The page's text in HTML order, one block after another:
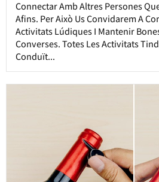
Connectar Amb Altres Persones
Afins. Per Això Us Convidarem A
Activitats Lúdiques I Mantenir
Converses. Totes Les Activitats
Conduït...